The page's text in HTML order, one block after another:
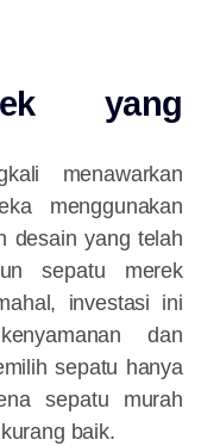
yang
menawarkan
menggunakan
desain yang telah
sepatu merek
investasi ini
dan
sepatu hanya
sepatu murah
baik.